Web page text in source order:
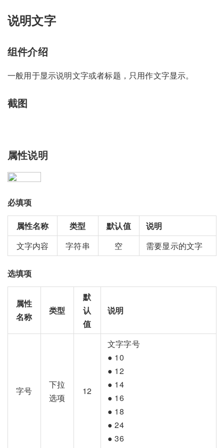
说明文字
组件介绍
一般用于显示说明文字或者标题，只用作文字显示。
截图
属性说明
必填项
属性名称 类型 默认值
说明
文字内容
字符串 空 需要显示的文字
选填项
属性
名称
类型
默
认
值
说明
字号
下拉
选项
12
文字字号
● 10
● 12
● 14
● 16
● 18
● 24
● 36